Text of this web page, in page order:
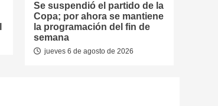
Se suspendió el partido de la
Copa; por ahora se mantiene
la programación del fin de
semana
jueves 6 de agosto de 2026